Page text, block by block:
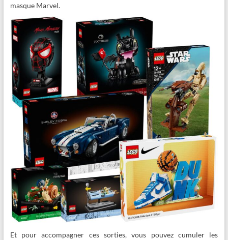
masque Marvel.
Et pour accompagner ces sorties, vous pouvez cumuler les